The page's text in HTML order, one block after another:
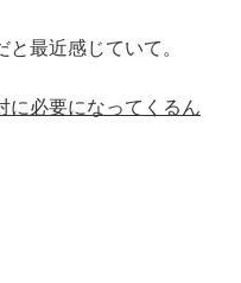
と最近感じていて。
に必要になってくるん